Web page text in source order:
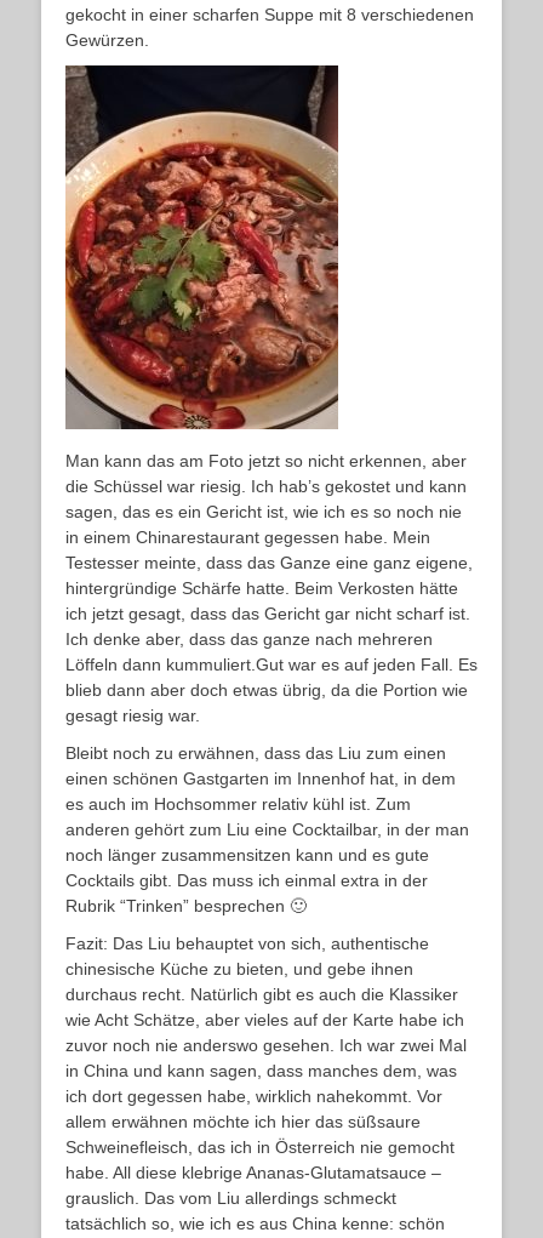
gekocht in einer scharfen Suppe mit 8 verschiedenen
Gewürzen.
Man kann das am Foto jetzt so nicht erkennen, aber
die Schüssel war riesig. Ich hab’s gekostet und kann
sagen, das es ein Gericht ist, wie ich es so noch nie
in einem Chinarestaurant gegessen habe. Mein
Testesser meinte, dass das Ganze eine ganz eigene,
hintergründige Schärfe hatte. Beim Verkosten hätte
ich jetzt gesagt, dass das Gericht gar nicht scharf ist.
Ich denke aber, dass das ganze nach mehreren
Löffeln dann kummuliert.Gut war es auf jeden Fall. Es
blieb dann aber doch etwas übrig, da die Portion wie
gesagt riesig war.
Bleibt noch zu erwähnen, dass das Liu zum einen
einen schönen Gastgarten im Innenhof hat, in dem
es auch im Hochsommer relativ kühl ist. Zum
anderen gehört zum Liu eine Cocktailbar, in der man
noch länger zusammensitzen kann und es gute
Cocktails gibt. Das muss ich einmal extra in der
Rubrik “Trinken” besprechen 🙂
Fazit: Das Liu behauptet von sich, authentische
chinesische Küche zu bieten, und gebe ihnen
durchaus recht. Natürlich gibt es auch die Klassiker
wie Acht Schätze, aber vieles auf der Karte habe ich
zuvor noch nie anderswo gesehen. Ich war zwei Mal
in China und kann sagen, dass manches dem, was
ich dort gegessen habe, wirklich nahekommt. Vor
allem erwähnen möchte ich hier das süßsaure
Schweinefleisch, das ich in Österreich nie gemocht
habe. All diese klebrige Ananas-Glutamatsauce –
grauslich. Das vom Liu allerdings schmeckt
tatsächlich so, wie ich es aus China kenne: schön